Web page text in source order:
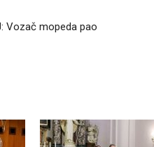
Vozač mopeda pao